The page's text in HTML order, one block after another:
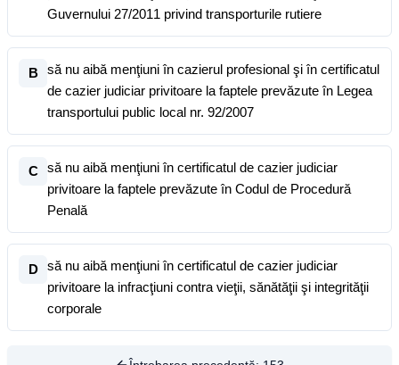
Guvernului 27/2011 privind transporturile rutiere
B
să nu aibă menţiuni în cazierul profesional şi în certificatul
de cazier judiciar privitoare la faptele prevăzute în Legea
transportului public local nr. 92/2007
C
să nu aibă menţiuni în certificatul de cazier judiciar
privitoare la faptele prevăzute în Codul de Procedură
Penală
D
să nu aibă menţiuni în certificatul de cazier judiciar
privitoare la infracţiuni contra vieţii, sănătăţii şi integrităţii
corporale